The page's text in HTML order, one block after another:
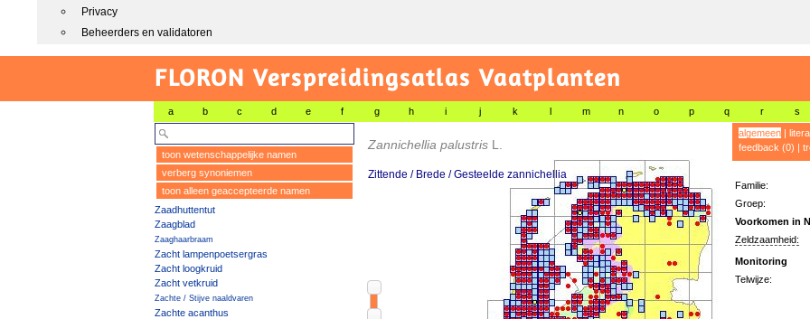
Privacy
Beheerders en validatoren
FLORON Verspreidingsatlas Vaatplanten
a b c d e f g h i j k l m n o p q r s
toon wetenschappelijke namen
verberg synoniemen
toon alleen geaccepteerde namen
Zaadhuttentut
Zaagblad
Zaaghaarbraam
Zacht lampenpoetsergras
Zacht loogkruid
Zacht vetkruid
Zachte / Stijve naaldvaren
Zachte acanthus
Zannichellia palustris L.
Zittende / Brede / Gesteelde zannichellia
algemeen|
feedback (0) |
Familie:
Groep:
Voorkomen in
Zeldzaamheid:
Monitoring
Telwijze: